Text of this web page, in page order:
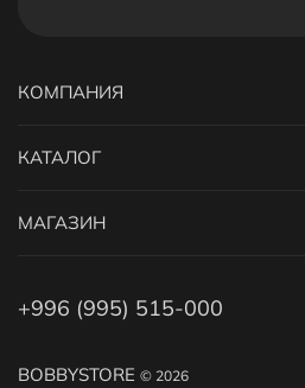
BOBBYSTORE © 2026
КОМПАНИЯ
КАТАЛОГ
МАГАЗИН
+996 (995) 515-000